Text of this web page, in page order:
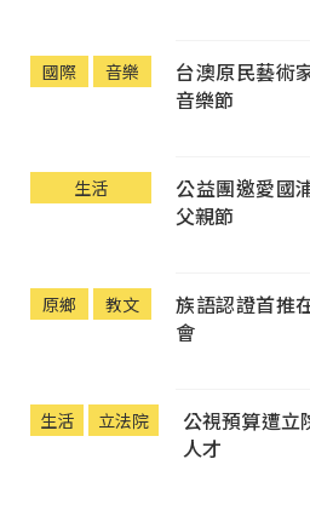
國際 音樂
台澳原民藝術
音樂節
生活
公益團邀愛國
父親節
原鄉 教文
族語認證首推
會
生活 立法院
公視預算遭立
人才